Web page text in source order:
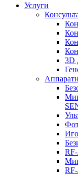
Услуги
3D